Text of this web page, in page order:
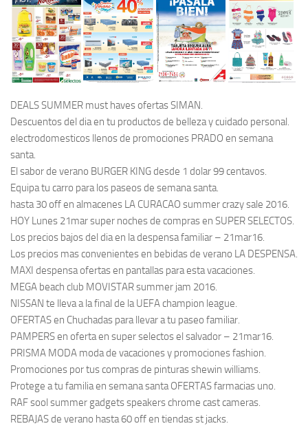
DEALS SUMMER must haves ofertas SIMAN.
Descuentos del dia en tu productos de belleza y cuidado personal.
electrodomesticos llenos de promociones PRADO en semana
santa.
El sabor de verano BURGER KING desde 1 dolar 99 centavos.
Equipa tu carro para los paseos de semana santa.
hasta 30 off en almacenes LA CURACAO summer crazy sale 2016.
HOY Lunes 21mar super noches de compras en SUPER SELECTOS.
Los precios bajos del dia en la despensa familiar – 21mar16.
Los precios mas convenientes en bebidas de verano LA DESPENSA.
MAXI despensa ofertas en pantallas para esta vacaciones.
MEGA beach club MOVISTAR summer jam 2016.
NISSAN te lleva a la final de la UEFA champion league.
OFERTAS en Chuchadas para llevar a tu paseo familiar.
PAMPERS en oferta en super selectos el salvador – 21mar16.
PRISMA MODA moda de vacaciones y promociones fashion.
Promociones por tus compras de pinturas shewin williams.
Protege a tu familia en semana santa OFERTAS farmacias uno.
RAF sool summer gadgets speakers chrome cast cameras.
REBAJAS de verano hasta 60 off en tiendas st jacks.